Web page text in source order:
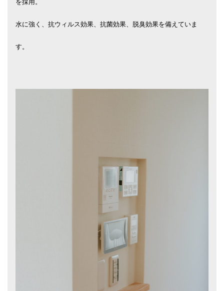
を採用。
水に強く、抗ウィルス効果、抗菌効果、脱臭効果を備えていま
す。